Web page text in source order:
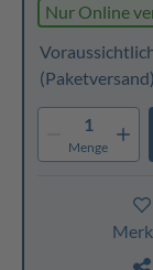
Nur Online
(Paketversand)
1
Menge